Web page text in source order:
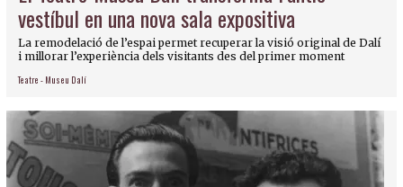
vestíbul en una nova sala expositiva
La remodelació de l’espai permet recuperar la visió original de Dalí
i millorar l’experiència dels visitants des del primer moment
Teatre - Museu Dalí